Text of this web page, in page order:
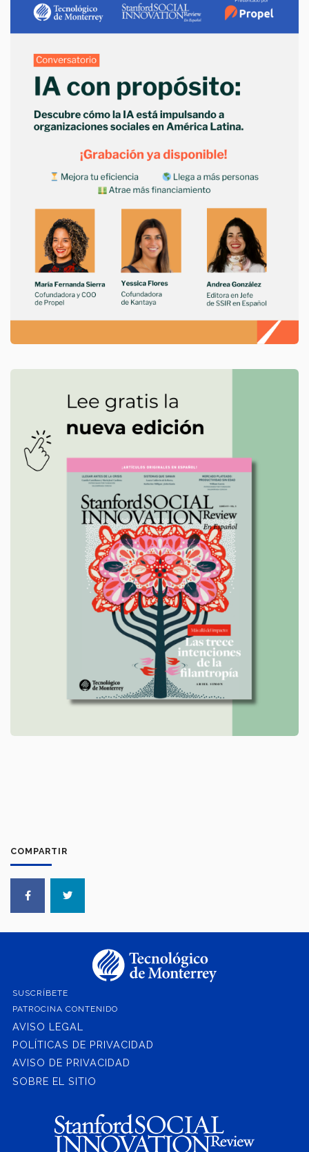
COMPARTIR
SUSCRÍBETE
PATROCINA CONTENIDO
AVISO LEGAL
POLÍTICAS DE PRIVACIDAD
AVISO DE PRIVACIDAD
SOBRE EL SITIO